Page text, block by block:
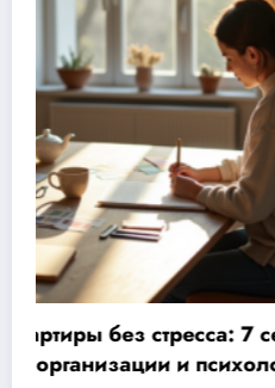
Узнайте, как
шагов к экономии до